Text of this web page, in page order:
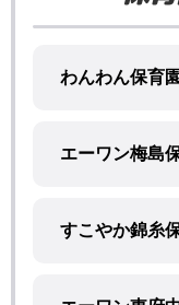
わんわん保育園
エーワン梅島
すこやか錦糸